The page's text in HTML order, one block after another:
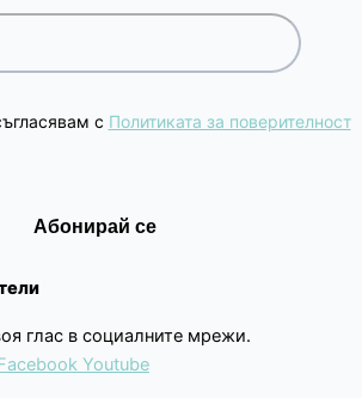
с Политиката за поверителност
глас в социалните мрежи.
Youtube